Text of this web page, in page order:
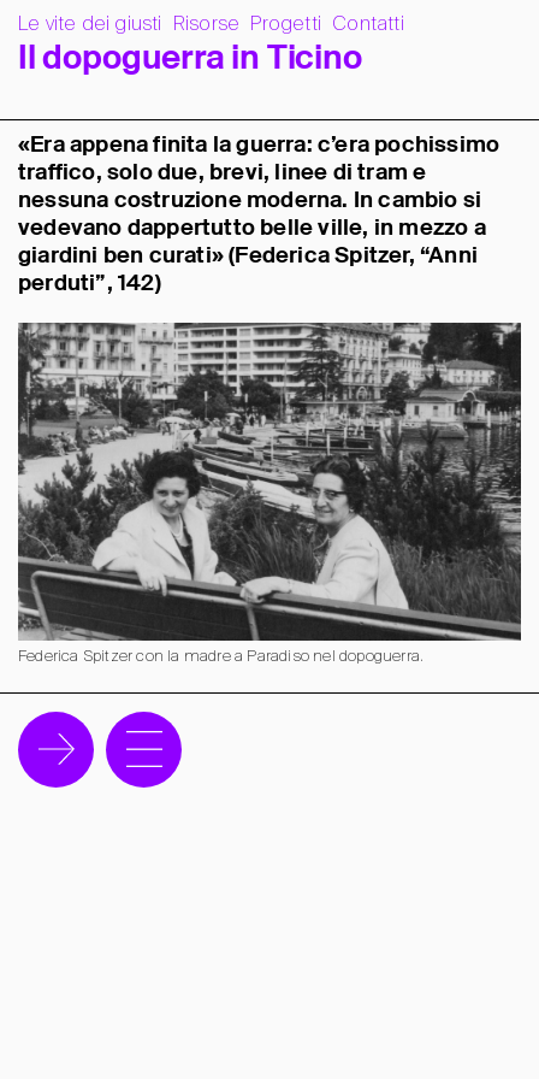
Le vite dei giusti Risorse Progetti Contatti
Il dopoguerra in Ticino
«Era appena finita la guerra: c’era pochissimo
traffico, solo due, brevi, linee di tram e
nessuna costruzione moderna. In cambio si
vedevano dappertutto belle ville, in mezzo a
giardini ben curati» (Federica Spitzer, “Anni
perduti”, 142)
Federica Spitzer con la madre a Paradiso nel dopoguerra.